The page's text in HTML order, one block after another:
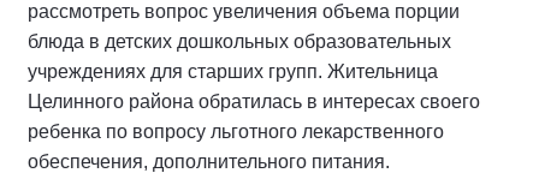
рассмотреть вопрос увеличения объема порции
блюда в детских дошкольных образовательных
учреждениях для старших групп. Жительница
Целинного района обратилась в интересах своего
ребенка по вопросу льготного лекарственного
обеспечения, дополнительного питания.